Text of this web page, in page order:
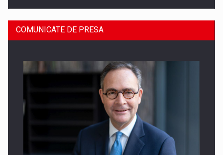
ROOTED IN ROMANIA, BUILT TO DELIVER TECHNOLOGY FOR
COMUNICATE DE PRESA